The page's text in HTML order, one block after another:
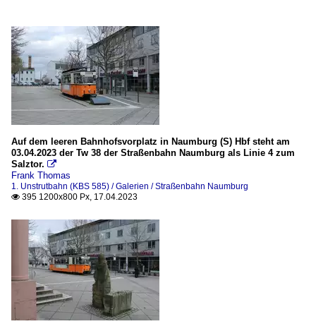
Auf dem leeren Bahnhofsvorplatz in Naumburg (S) Hbf steht am
03.04.2023 der Tw 38 der Straßenbahn Naumburg als Linie 4 zum
Salztor. 
Frank Thomas
1. Unstrutbahn (KBS 585) / Galerien / Straßenbahn Naumburg
 395 1200x800 Px, 17.04.2023